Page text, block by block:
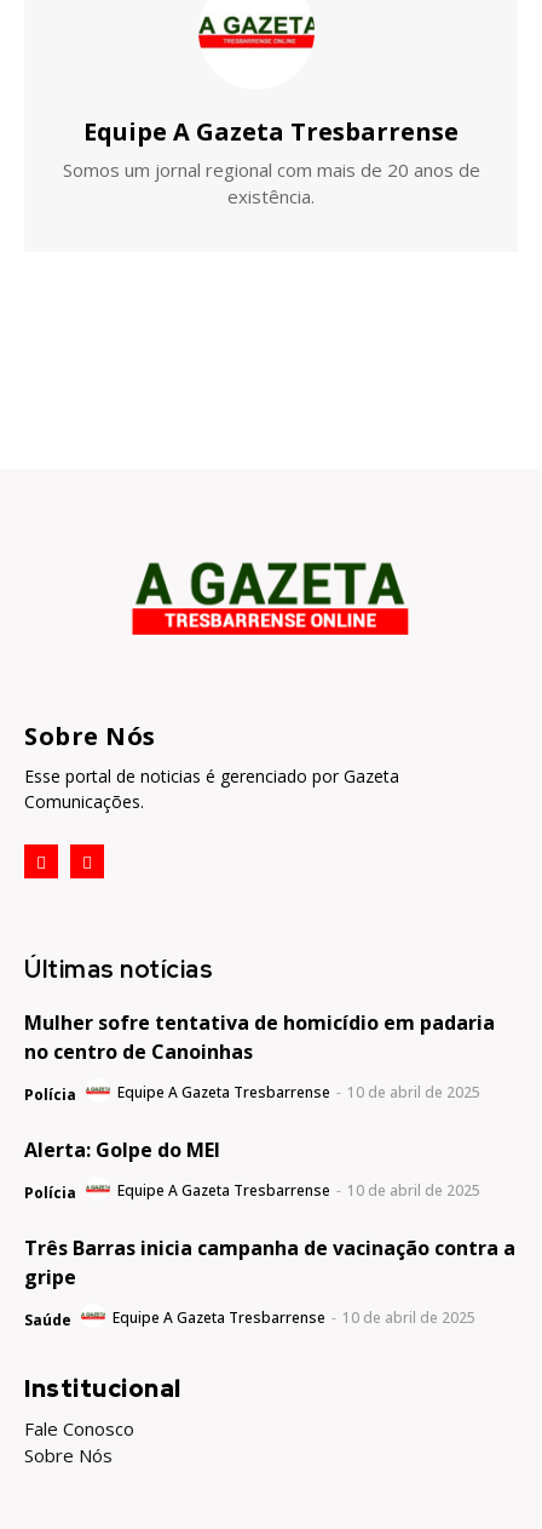
Equipe A Gazeta Tresbarrense
Somos um jornal regional com mais de 20 anos de
existência.
Sobre Nós
Esse portal de noticias é gerenciado por Gazeta
Comunicações.
Últimas notícias
Mulher sofre tentativa de homicídio em padaria
no centro de Canoinhas
Polícia Equipe A Gazeta Tresbarrense - 10 de abril de 2025
Alerta: Golpe do MEI
Polícia Equipe A Gazeta Tresbarrense - 10 de abril de 2025
Três Barras inicia campanha de vacinação contra a
gripe
Saúde Equipe A Gazeta Tresbarrense - 10 de abril de 2025
Institucional
Fale Conosco
Sobre Nós